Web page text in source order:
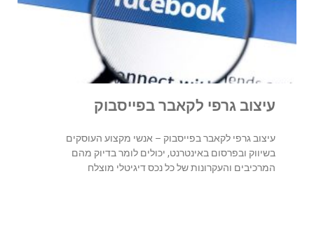
עיצוב גרפי לקאבר בפייסבוק
עיצוב גרפי לקאבר בפייסבוק – אנשי מקצוע העוסקים
בשיווק ובפרסום באינטרנט, יכולים לומר בדיוק מהם
המרכיבים והעקרונות של כל נכס דיגיטלי מוצלח